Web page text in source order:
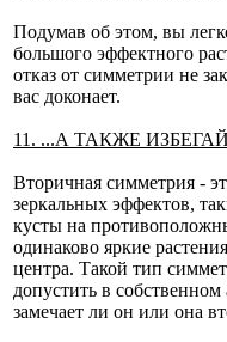
Подумав об этом, вы
большого эффектного
отказ от симметрии не
вас доконает.
11. ...А ТАКЖЕ
Вторичная симметрия -
зеркальных эффектов,
кусты на
одинаково яркие
центра. Такой тип
допустить в
замечает ли он или она